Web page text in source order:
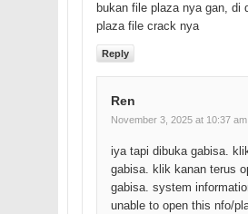
bukan file plaza nya gan, di
plaza file crack nya
Reply
Ren
November 3, 2025 at 10:37 am
iya tapi dibuka gabisa.
gabisa. klik kanan terus
gabisa. system
unable to open this nfo/